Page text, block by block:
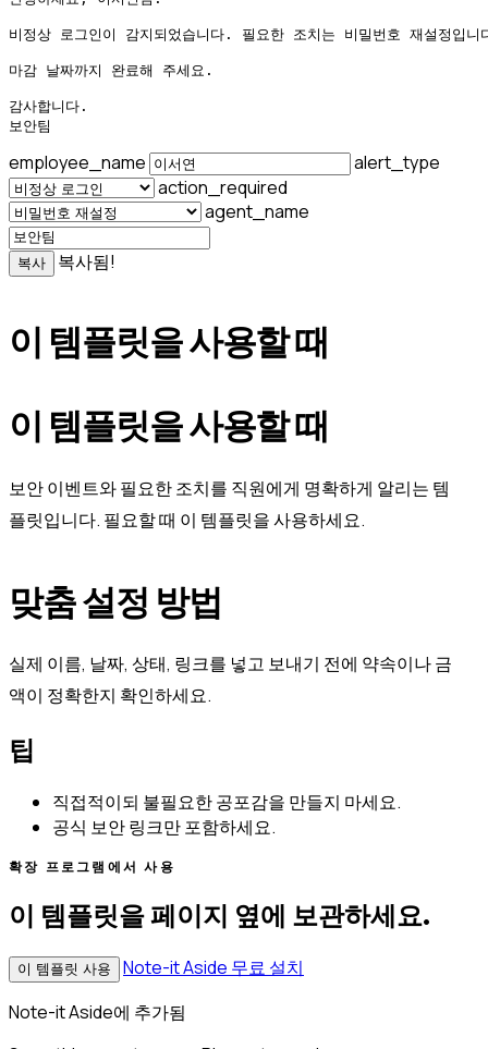
비정상 로그인이 감지되었습니다. 필요한 조치는 비밀번호 재설정입니
마감 날짜까지 완료해 주세요.
감사합니다.
보안팀
employee_name
alert_type
action_required
agent_name
복사 복사됨!
이 템플릿을 사용할 때
이 템플릿을 사용할 때
보안 이벤트와 필요한 조치를 직원에게 명확하게 알리는 템
플릿입니다. 필요할 때 이 템플릿을 사용하세요.
맞춤 설정 방법
실제 이름, 날짜, 상태, 링크를 넣고 보내기 전에 약속이나 금
액이 정확한지 확인하세요.
팁
직접적이되 불필요한 공포감을 만들지 마세요.
공식 보안 링크만 포함하세요.
확장 프로그램에서 사용
이 템플릿을 페이지 옆에 보관하세요.
이 템플릿 사용
Note-it Aside 무료 설치
Note-it Aside에 추가됨